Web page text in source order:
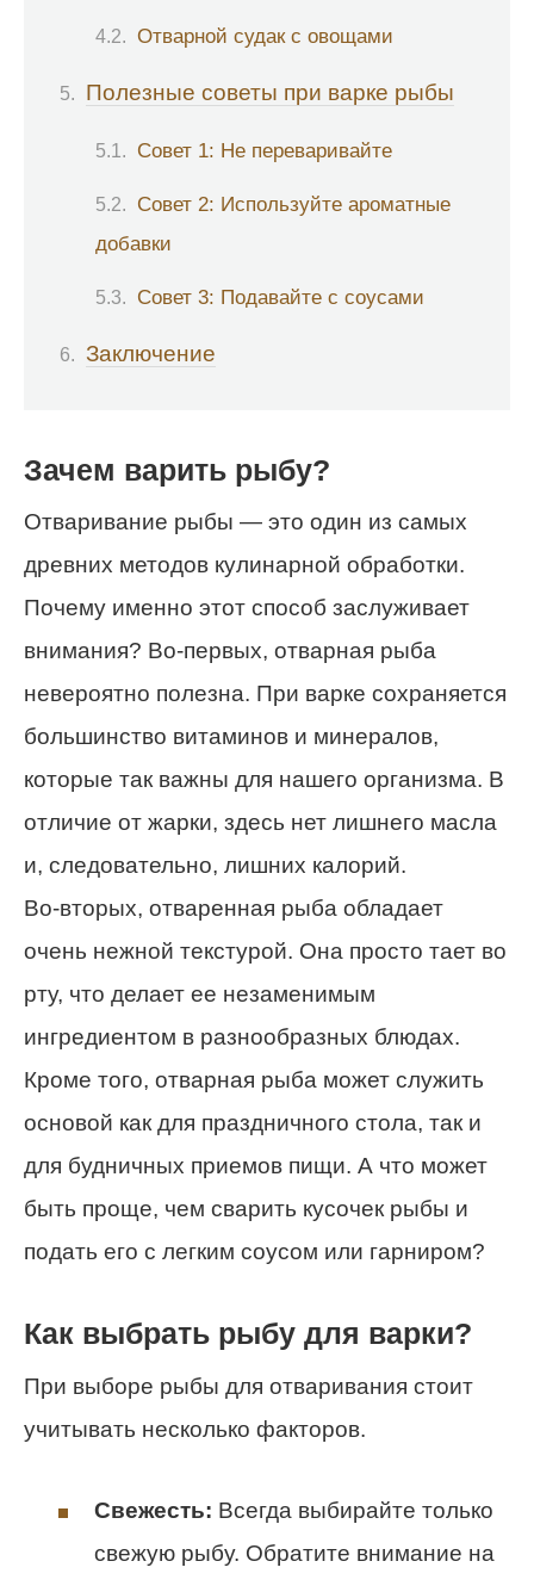
Отварной судак с овощами
Полезные советы при варке рыбы
Совет 1: Не переваривайте
Совет 2: Используйте ароматные
добавки
Совет 3: Подавайте с соусами
Заключение
Зачем варить рыбу?
Отваривание рыбы — это один из самых
древних методов кулинарной обработки.
Почему именно этот способ заслуживает
внимания? Во-первых, отварная рыба
невероятно полезна. При варке сохраняется
большинство витаминов и минералов,
которые так важны для нашего организма. В
отличие от жарки, здесь нет лишнего масла
и, следовательно, лишних калорий.
Во-вторых, отваренная рыба обладает
очень нежной текстурой. Она просто тает во
рту, что делает ее незаменимым
ингредиентом в разнообразных блюдах.
Кроме того, отварная рыба может служить
основой как для праздничного стола, так и
для будничных приемов пищи. А что может
быть проще, чем сварить кусочек рыбы и
подать его с легким соусом или гарниром?
Как выбрать рыбу для варки?
При выборе рыбы для отваривания стоит
учитывать несколько факторов.
Свежесть: Всегда выбирайте только
свежую рыбу. Обратите внимание на